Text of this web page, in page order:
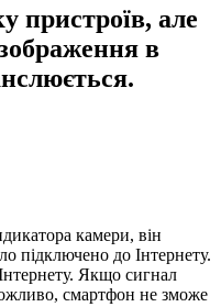
пристроїв, але
в
камери, він
підключено до Інтернету.
Якщо сигнал
смартфон не зможе